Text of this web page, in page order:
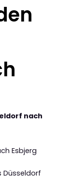
nach
Esbjerg
Düsseldorf